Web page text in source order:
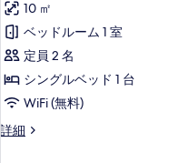
ド
2
台
喫
煙
可
グ
ル
ベ
ッ
ド
2
台
喫
グ
ル
ル
ー
禁
10 ㎡
ベッドルーム 1 室
定員 2 名
シングルベッド 1 台
WiFi (無料)
詳細
シ